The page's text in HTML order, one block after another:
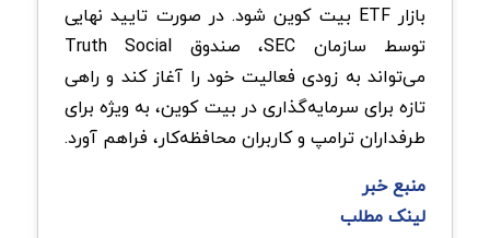
بازار ETF بیت کوین شود. در صورت تایید نهایی
توسط سازمان SEC، صندوق Truth Social
می‌تواند به زودی فعالیت خود را آغاز کند و راهی
تازه برای سرمایه‌گذاری در بیت کوین، به‌ ویژه برای
طرفداران ترامپ و کاربران محافظه‌کار، فراهم آورد.
منبع خبر
لینک مطلب